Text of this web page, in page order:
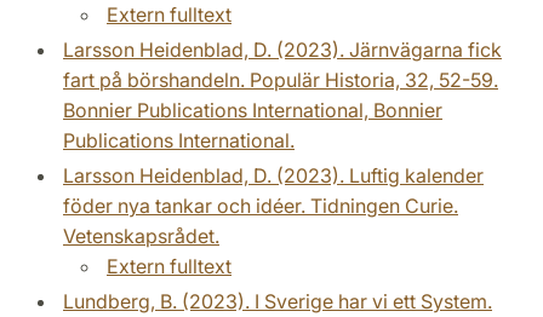
Extern fulltext
Larsson Heidenblad, D. (2023). Järnvägarna fick
fart på börshandeln. Populär Historia, 32, 52-59.
Bonnier Publications International, Bonnier
Publications International.
Larsson Heidenblad, D. (2023). Luftig kalender
föder nya tankar och idéer. Tidningen Curie.
Vetenskapsrådet.
Extern fulltext
Lundberg, B. (2023). I Sverige har vi ett System.